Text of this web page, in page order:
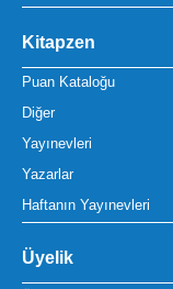
Kitapzen
Puan Kataloğu
Diğer
Yayınevleri
Yazarlar
Haftanın Yayınevleri
Üyelik